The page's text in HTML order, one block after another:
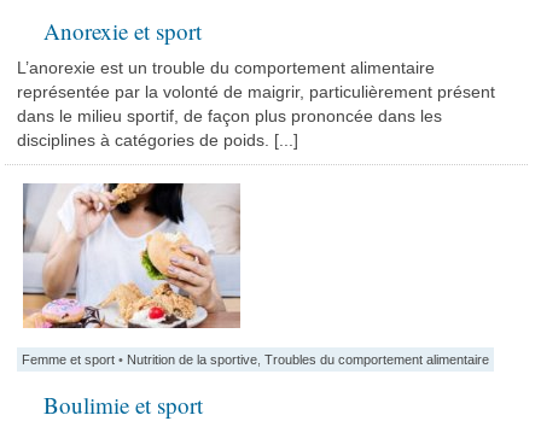
Anorexie et sport
L’anorexie est un trouble du comportement alimentaire
représentée par la volonté de maigrir, particulièrement présent
dans le milieu sportif, de façon plus prononcée dans les
disciplines à catégories de poids. [...]
Femme et sport • Nutrition de la sportive ,Troubles du comportement alimentaire
Boulimie et sport